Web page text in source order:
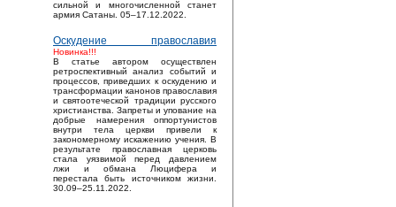
сильной и многочисленной станет
армия Сатаны. 05–17.12.2022.
Оскудение православия
Новинка!!!
В статье автором осуществлен
ретроспективный анализ событий и
процессов, приведших к оскудению и
трансформации канонов православия
и святоотеческой традиции русского
христианства. Запреты и упование на
добрые намерения оппортунистов
внутри тела церкви привели к
закономерному искажению учения. В
результате православная церковь
стала уязвимой перед давлением
лжи и обмана Люцифера и
перестала быть источником жизни.
30.09–25.11.2022.